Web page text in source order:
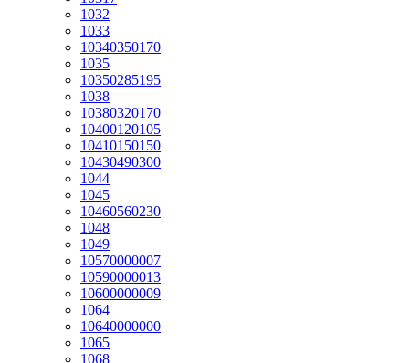
1032
1033
10340350170
1035
10350285195
1038
10380320170
10400120105
10410150150
10430490300
1044
1045
10460560230
1048
1049
10570000007
10590000013
10600000009
1064
10640000000
1065
1068